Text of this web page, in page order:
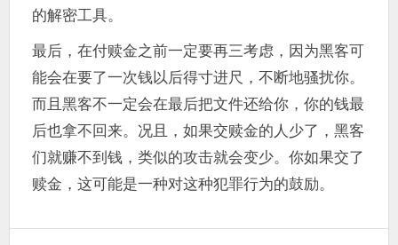
的解密工具。
最后，在付赎金之前一定要再三考虑，因为黑客可
能会在要了一次钱以后得寸进尺，不断地骚扰你。
而且黑客不一定会在最后把文件还给你，你的钱最
后也拿不回来。况且，如果交赎金的人少了，黑客
们就赚不到钱，类似的攻击就会变少。你如果交了
赎金，这可能是一种对这种犯罪行为的鼓励。